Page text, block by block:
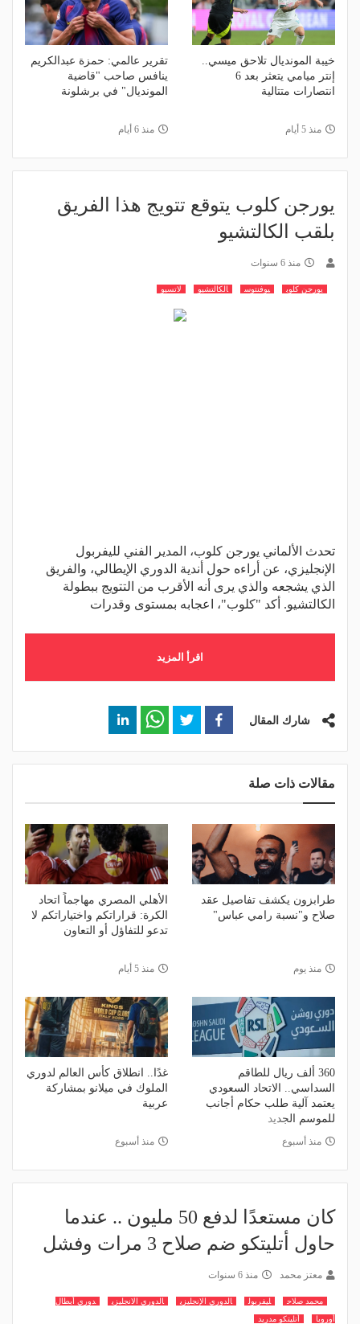
خيبة المونديال تلاحق ميسي..
إنتر ميامي يتعثر بعد 6
انتصارات متتالية
منذ 5 أيام
تقرير عالمي: حمزة عبدالكريم
ينافس صاحب "قاضية
المونديال" في برشلونة
منذ 6 أيام
يورجن كلوب يتوقع تتويج هذا الفريق
بلقب الكالتشيو
منذ 6 سنوات
يورجن كلوب يوفنتوس الكالتشيو لاتسيو
تحدث الألماني يورجن كلوب، المدير الفني لليفربول
الإنجليزي، عن أراءه حول أندية الدوري الإيطالي، والفريق
الذي يشجعه والذي يرى أنه الأقرب من التتويج ببطولة
الكالتشيو. أكد "كلوب"، اعجابه بمستوى وقدرات
اقرأ المزيد
شارك المقال
مقالات ذات صلة
طرابزون يكشف تفاصيل عقد
صلاح و"نسبة رامي عباس"
منذ يوم
الأهلي المصري مهاجماً اتحاد
الكرة: قراراتكم واختياراتكم لا
تدعو للتفاؤل أو التعاون
منذ 5 أيام
360 ألف ريال للطاقم
السداسي.. الاتحاد السعودي
يعتمد آلية طلب حكام أجانب
للموسم الجديد
منذ أسبوع
غدًا.. انطلاق كأس العالم لدوري
الملوك في ميلانو بمشاركة
عربية
منذ أسبوع
كان مستعدًا لدفع 50 مليون .. عندما
حاول أتليتكو ضم صلاح 3 مرات وفشل
معتز محمد منذ 6 سنوات
محمد صلاح ليفربول الدوري الإنجليزي الدوري الانجليزي
دوري أبطال
أوروبا
أتليتكو مدريد